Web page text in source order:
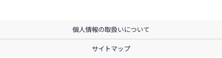
個人情報の取扱いについて
サイトマップ